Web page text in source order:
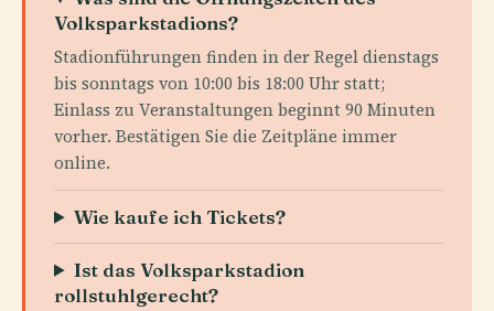
Volksparkstadions?
Stadionführungen finden in der Regel dienstags
bis sonntags von 10:00 bis 18:00 Uhr statt;
Einlass zu Veranstaltungen beginnt 90 Minuten
vorher. Bestätigen Sie die Zeitpläne immer
online.
Wie kaufe ich Tickets?
Ist das Volksparkstadion
rollstuhlgerecht?